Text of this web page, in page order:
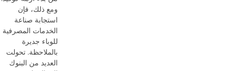
ومع ذلك، فإن
استجابة صناعة
الخدمات المصرفية
للوباء جديرة
بالملاحظة. تحولت
العديد من البنوك